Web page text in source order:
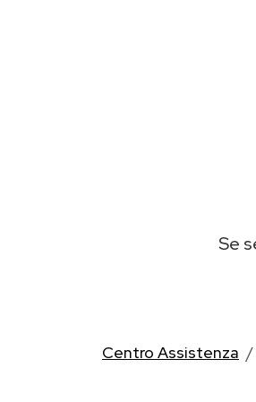
Se
Centro Assistenza